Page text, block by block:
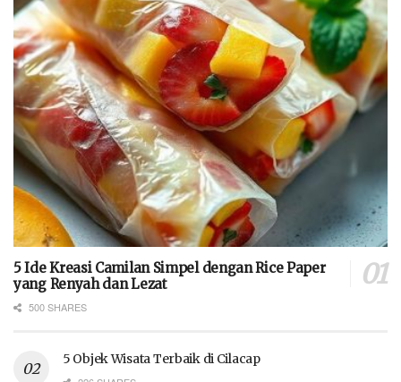
5 Ide Kreasi Camilan Simpel dengan Rice Paper
yang Renyah dan Lezat
500 SHARES
5 Objek Wisata Terbaik di Cilacap